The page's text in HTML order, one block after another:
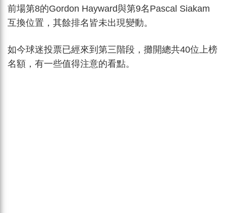
前場第8的Gordon Hayward與第9名Pascal Siakam
互換位置，其餘排名皆未出現變動。
如今球迷投票已經來到第三階段，攤開總共40位上榜
名額，有一些值得注意的看點。